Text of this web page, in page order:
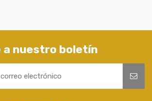
nuestro boletín